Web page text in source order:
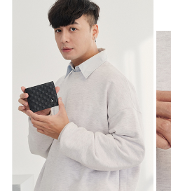
５．嚴禁一人註冊多個帳號或使用他人
恩沛科技股份有限公司將有權停止該用
中華郵政
每筆NT$100，滿NT$999(含以上)免
新竹物流/黑貓
每筆NT$250，滿NT$2,000(含以上)